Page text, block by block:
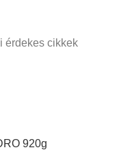
érdekes cikkek